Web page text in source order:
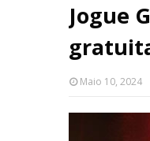
Jogue
Maio 10, 2024